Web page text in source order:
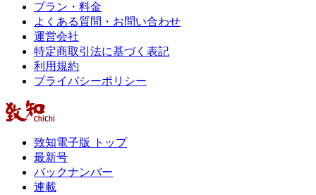
プラン・料金
よくある質問・お問い合わせ
運営会社
特定商取引法に基づく表記
利用規約
プライバシーポリシー
致知電子版 トップ
最新号
バックナンバー
連載